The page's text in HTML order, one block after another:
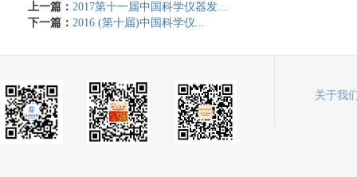
上一篇： 2017第十一届中国科学仪器发...
下一篇： 2016 (第十届)中国科学仪...
关于我